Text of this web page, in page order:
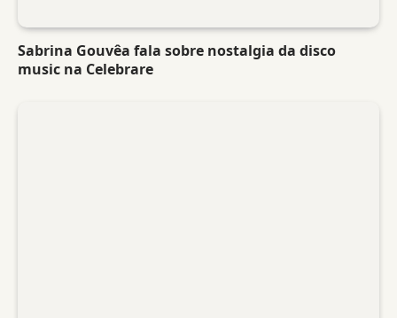
Sabrina Gouvêa fala sobre nostalgia da disco
music na Celebrare